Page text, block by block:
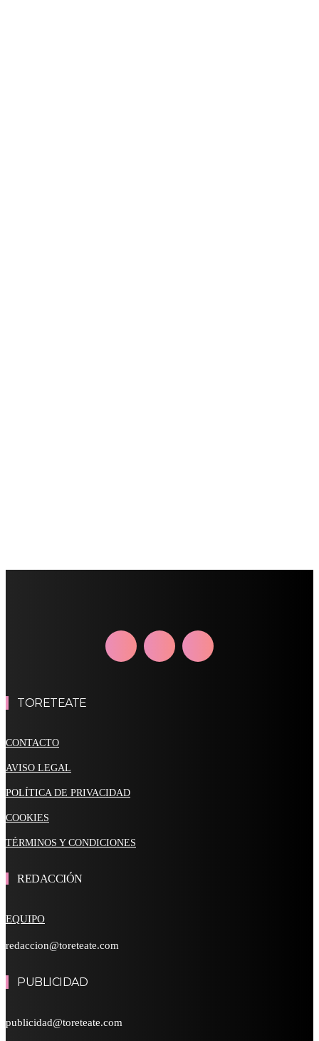
TORETEATE
CONTACTO
AVISO LEGAL
POLÍTICA DE PRIVACIDAD
COOKIES
TÉRMINOS Y CONDICIONES
REDACCIÓN
EQUIPO
redaccion@toreteate.com
PUBLICIDAD
publicidad@toreteate.com